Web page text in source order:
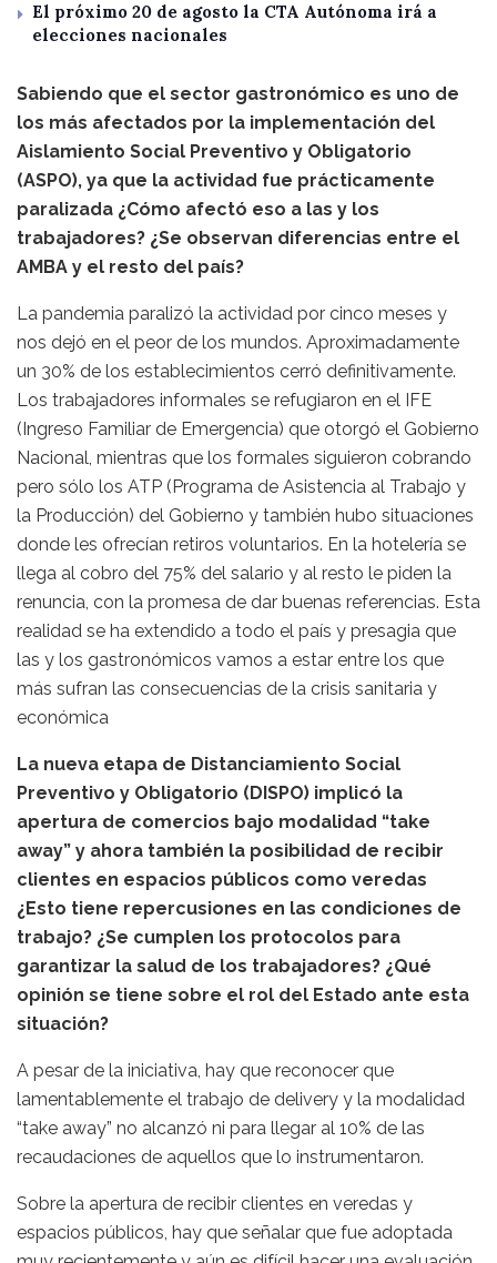
El próximo 20 de agosto la CTA Autónoma irá a
elecciones nacionales
Sabiendo que el sector gastronómico es uno de
los más afectados por la implementación del
Aislamiento Social Preventivo y Obligatorio
(ASPO), ya que la actividad fue prácticamente
paralizada ¿Cómo afectó eso a las y los
trabajadores? ¿Se observan diferencias entre el
AMBA y el resto del país?
La pandemia paralizó la actividad por cinco meses y
nos dejó en el peor de los mundos. Aproximadamente
un 30% de los establecimientos cerró definitivamente.
Los trabajadores informales se refugiaron en el IFE
(Ingreso Familiar de Emergencia) que otorgó el Gobierno
Nacional, mientras que los formales siguieron cobrando
pero sólo los ATP (Programa de Asistencia al Trabajo y
la Producción) del Gobierno y también hubo situaciones
donde les ofrecían retiros voluntarios. En la hotelería se
llega al cobro del 75% del salario y al resto le piden la
renuncia, con la promesa de dar buenas referencias. Esta
realidad se ha extendido a todo el país y presagia que
las y los gastronómicos vamos a estar entre los que
más sufran las consecuencias de la crisis sanitaria y
económica
La nueva etapa de Distanciamiento Social
Preventivo y Obligatorio (DISPO) implicó la
apertura de comercios bajo modalidad “take
away” y ahora también la posibilidad de recibir
clientes en espacios públicos como veredas
¿Esto tiene repercusiones en las condiciones de
trabajo? ¿Se cumplen los protocolos para
garantizar la salud de los trabajadores? ¿Qué
opinión se tiene sobre el rol del Estado ante esta
situación?
A pesar de la iniciativa, hay que reconocer que
lamentablemente el trabajo de delivery y la modalidad
“take away” no alcanzó ni para llegar al 10% de las
recaudaciones de aquellos que lo instrumentaron.
Sobre la apertura de recibir clientes en veredas y
espacios públicos, hay que señalar que fue adoptada